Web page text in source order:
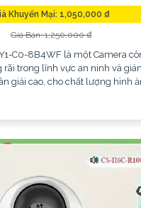
Khuyến Mại: 1,050,000 ₫
Giá Bán: 1,250,000 ₫
C0-8B4WF là một Camera
trong lĩnh vực an ninh và
giải cao, cho chất lượng hình